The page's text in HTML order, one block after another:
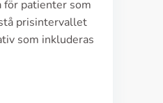
för patienter som
prisintervallet
som inkluderas